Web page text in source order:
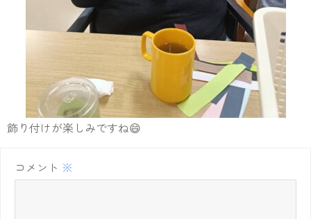
飾り付けが楽しみですね😄
コメント ※